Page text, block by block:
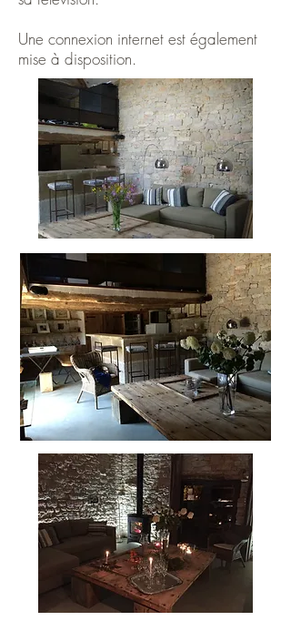
Une connexion internet est également
mise à disposition.